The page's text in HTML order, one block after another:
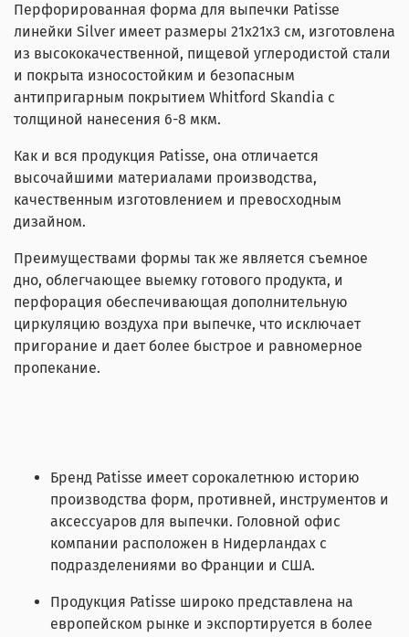
Перфорированная форма для выпечки Patisse
линейки Silver имеет размеры 21х21х3 см, изготовлена
из высококачественной, пищевой углеродистой стали
и покрыта износостойким и безопасным
антипригарным покрытием Whitford Skandia с
толщиной нанесения 6-8 мкм.
Как и вся продукция Patisse, она отличается
высочайшими материалами производства,
качественным изготовлением и превосходным
дизайном.
Преимуществами формы так же является съемное
дно, облегчающее выемку готового продукта, и
перфорация обеспечивающая дополнительную
циркуляцию воздуха при выпечке, что исключает
пригорание и дает более быстрое и равномерное
пропекание.
Бренд Patisse имеет сорокалетнюю историю
производства форм, противней, инструментов и
аксессуаров для выпечки. Головной офис
компании расположен в Нидерландах с
подразделениями во Франции и США.
Продукция Patisse широко представлена на
европейском рынке и экспортируется в более